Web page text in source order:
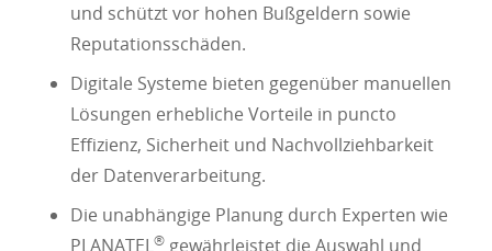
und schützt vor hohen Bußgeldern sowie
Reputationsschäden.
Digitale Systeme bieten gegenüber manuellen
Lösungen erhebliche Vorteile in puncto
Effizienz, Sicherheit und Nachvollziehbarkeit
der Datenverarbeitung.
Die unabhängige Planung durch Experten wie
PLANATEL® gewährleistet die Auswahl und